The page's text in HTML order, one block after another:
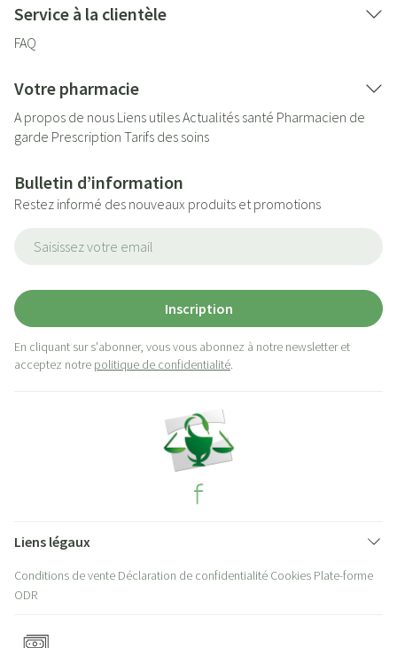
Service à la clientèle
FAQ
Votre pharmacie
A propos de nous Liens utilesActualités santé Pharmacien de
garde Prescription Tarifs des soins
Bulletin d’information
Restez informé des nouveaux produits et promotions
Inscription
En cliquant sur s'abonner, vous vous abonnez à notre newsletter et
acceptez notre politique de confidentialité.
Liens légaux
Conditions de vente Déclaration de confidentialité Cookies Plate-forme
ODR